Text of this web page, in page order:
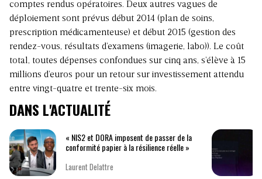
comptes rendus opératoires. Deux autres vagues de
déploiement sont prévus début 2014 (plan de soins,
prescription médicamenteuse) et début 2015 (gestion des
rendez-vous, résultats d’examens (imagerie, labo)). Le coût
total, toutes dépenses confondues sur cinq ans, s’élève à 15
millions d’euros pour un retour sur investissement attendu
entre vingt-quatre et trente-six mois.
DANS L'ACTUALITÉ
« NIS2 et DORA imposent de passer de la
conformité papier à la résilience réelle »
Laurent Delattre